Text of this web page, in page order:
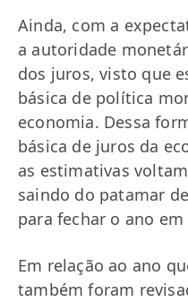
Ainda, com a
a autoridade
dos juros, visto que
básica de política
economia. Dessa
básica de juros da
as estimativas
saindo do patamar
para fechar o ano em
Em relação ao ano
também foram